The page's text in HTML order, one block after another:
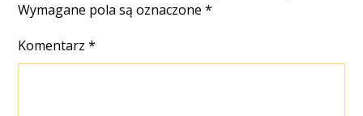
Wymagane pola są oznaczone*
Komentarz*